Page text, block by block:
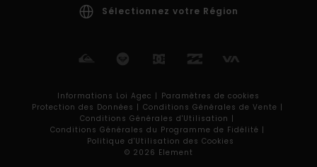
Sélectionnez votre Région
Informations Loi Agec | Paramètres de cookies
Protection des Données | Conditions Générales de Vente |
Conditions Générales d'Utilisation |
Conditions Générales du Programme de Fidélité |
Politique d'Utilisation des Cookies
© 2026 Element